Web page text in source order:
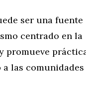
ser una fuente
centrado en la
promueve
las comunidades